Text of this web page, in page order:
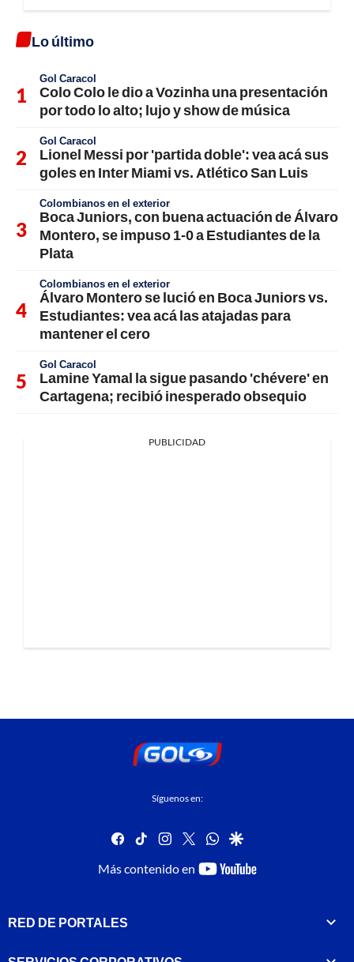
Lo último
Gol Caracol
Colo Colo le dio a Vozinha una presentación
por todo lo alto; lujo y show de música
Gol Caracol
Lionel Messi por 'partida doble': vea acá sus
goles en Inter Miami vs. Atlético San Luis
Colombianos en el exterior
Boca Juniors, con buena actuación de Álvaro
Montero, se impuso 1-0 a Estudiantes de la
Plata
Colombianos en el exterior
Álvaro Montero se lució en Boca Juniors vs.
Estudiantes: vea acá las atajadas para
mantener el cero
Gol Caracol
Lamine Yamal la sigue pasando 'chévere' en
Cartagena; recibió inesperado obsequio
PUBLICIDAD
Síguenos en:
facebook
tiktok instagram
twitterwhatsapp
google
Más contenido en
youtube-
RED DE PORTALES